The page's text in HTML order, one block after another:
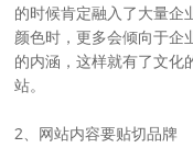
的时候肯定融入了大量企
颜色时，更多会倾向于企
的内涵，这样就有了文化
站。
2、网站内容要贴切品牌